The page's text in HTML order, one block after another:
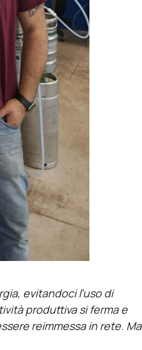
evitandoci l’uso di
produttiva si ferma e
reimmessa in rete. Ma